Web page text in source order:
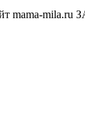
mama-